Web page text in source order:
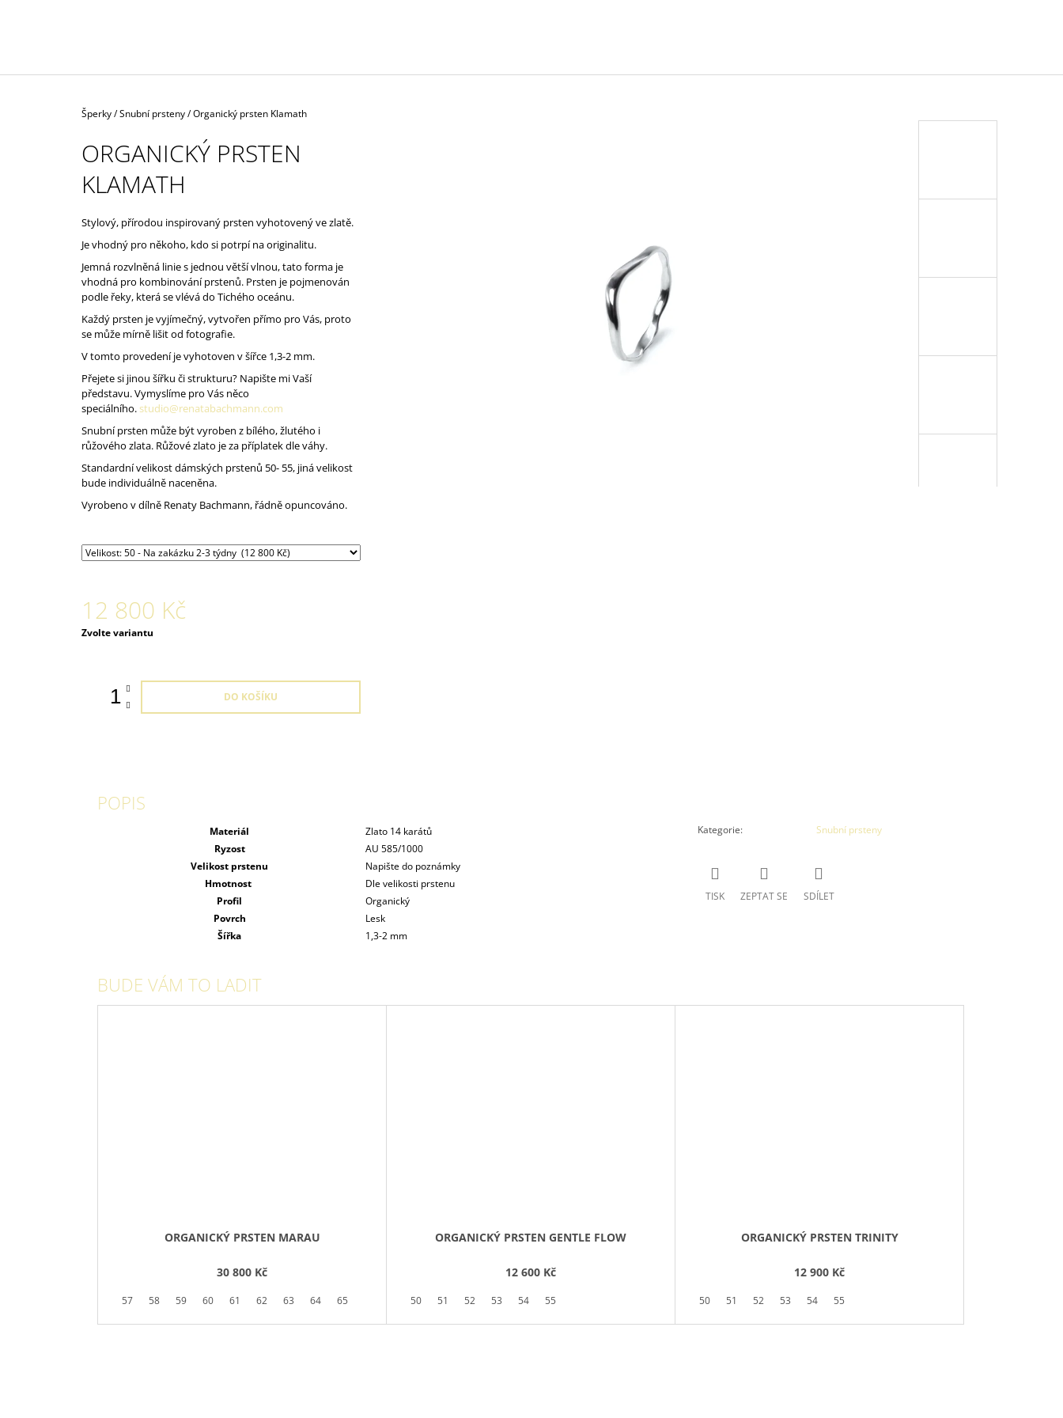
Domů
Šperky/Snubní prsteny/Organický prsten Klamath
ORGANICKÝ PRSTEN
KLAMATH
Stylový, přírodou inspirovaný prsten vyhotovený ve zlatě.
Je vhodný pro někoho, kdo si potrpí na originalitu.
Jemná rozvlněná linie s jednou větší vlnou, tato forma je
vhodná pro kombinování prstenů. Prsten je pojmenován
podle řeky, která se vlévá do Tichého oceánu.
Každý prsten je vyjímečný, vytvořen přímo pro Vás, proto
se může mírně lišit od fotografie.
V tomto provedení je vyhotoven v šířce 1,3-2 mm.
Přejete si jinou šířku či strukturu? Napište mi Vaší
představu. Vymyslíme pro Vás něco
speciálního. studio@renatabachmann.com
Snubní prsten může být vyroben z bílého, žlutého i
růžového zlata. Růžové zlato je za příplatek dle váhy.
Standardní velikost dámských prstenů 50- 55, jiná velikost
bude individuálně naceněna.
Vyrobeno v dílně Renaty Bachmann, řádně opuncováno.
12 800 Kč
Měrná
Zvolte variantu
DO KOŠÍKU
Materiál
Zlato 14 karátů
Ryzost
AU 585/1000
Velikost prstenu
Napište do poznámky
Hmotnost
Dle velikosti prstenu
Profil
Organický
Povrch
Lesk
Šířka
1,3-2 mm
Kategorie: Snubní prsteny
TISK ZEPTAT SE SDÍLET
POPIS
ORGANICKÝ PRSTEN MARAU
30 800 Kč
57 58 59 60 61 62 63 64 65
ORGANICKÝ PRSTEN GENTLE FLOW
12 600 Kč
50 51 52 53 54 55
ORGANICKÝ PRSTEN TRINITY
12 900 Kč
50 51 52 53 54 55
BUDE VÁM TO LADIT